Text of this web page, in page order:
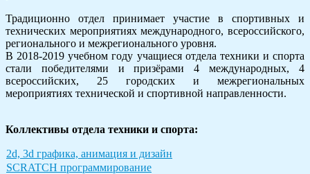
Традиционно отдел принимает участие в спортивных и
технических мероприятиях международного, всероссийского,
регионального и межрегионального уровня.
В 2018-2019 учебном году учащиеся отдела техники и спорта
стали победителями и призёрами 4 международных, 4
всероссийских, 25 городских и межрегиональных
мероприятиях технической и спортивной направленности.
Коллективы отдела техники и спорта:
2d, 3d графика, анимация и дизайн
SCRATCH программирование